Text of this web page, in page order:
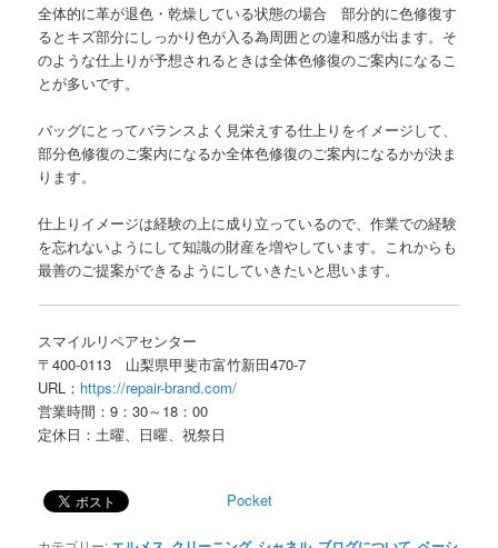
全体的に革が退色・乾燥している状態の場合 部分的に色修復す
るとキズ部分にしっかり色が入る為周囲との違和感が出ます。そ
のような仕上りが予想されるときは全体色修復のご案内になるこ
とが多いです。
バッグにとってバランスよく見栄えする仕上りをイメージして、
部分色修復のご案内になるか全体色修復のご案内になるかが決ま
ります。
仕上りイメージは経験の上に成り立っているので、作業での経験
を忘れないようにして知識の財産を増やしています。これからも
最善のご提案ができるようにしていきたいと思います。
スマイルリペアセンター
〒400-0113 山梨県甲斐市富竹新田470-7
URL： https://repair-brand.com/
営業時間：9：30～18：00
定休日：土曜、日曜、祝祭日
Pocket